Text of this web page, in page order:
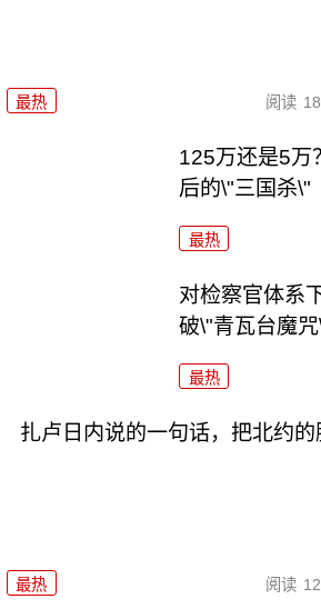
最热 阅读
125万还是5万
后的\"三国杀\"
最热
对检察官体系
破\"青瓦台魔
最热
扎卢日内说的一句话，把北约
最热 阅读